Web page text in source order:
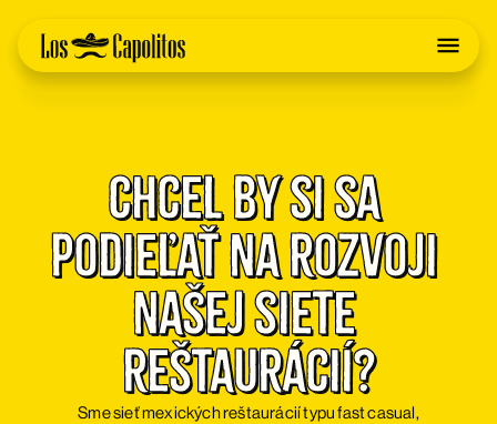
Chcel by si sa
podieľať na rozvoji
našej siete
reštaurácií?
Sme sieť mexických reštaurácií typu fast casual,